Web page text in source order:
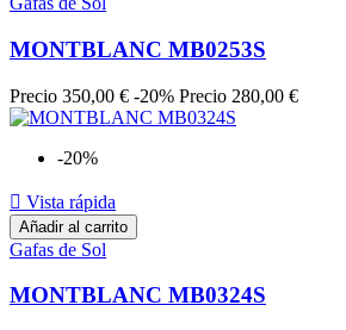
MONTBLANC MB0253S
Precio 350,00 € -20% Precio 280,00 €
-20%
 Vista rápida
Añadir al carrito
Gafas de Sol
MONTBLANC MB0324S